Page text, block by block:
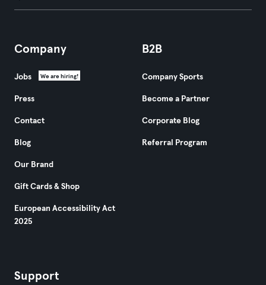
Company
Jobs We are hiring!
Press
Contact
Blog
Our Brand
Gift Cards & Shop
European Accessibility Act
2025
B2B
Company Sports
Become a Partner
Corporate Blog
Referral Program
Support